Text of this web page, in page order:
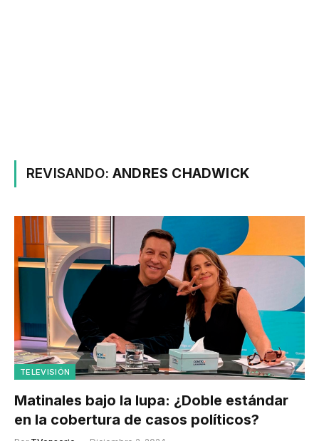
REVISANDO:ANDRES CHADWICK
TELEVISIÓN
Matinales bajo la lupa: ¿Doble estándar
en la cobertura de casos políticos?